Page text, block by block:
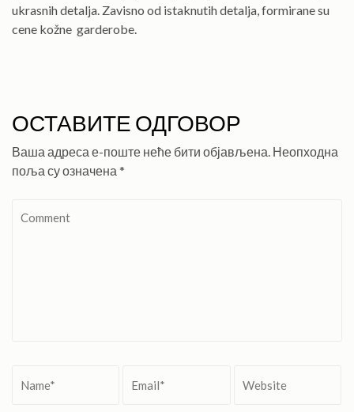
ukrasnih detalja. Zavisno od istaknutih detalja, formirane su
cene kožne garderobe.
ОСТАВИТЕ ОДГОВОР
Ваша адреса е-поште неће бити објављена. Неопходна
поља су означена *